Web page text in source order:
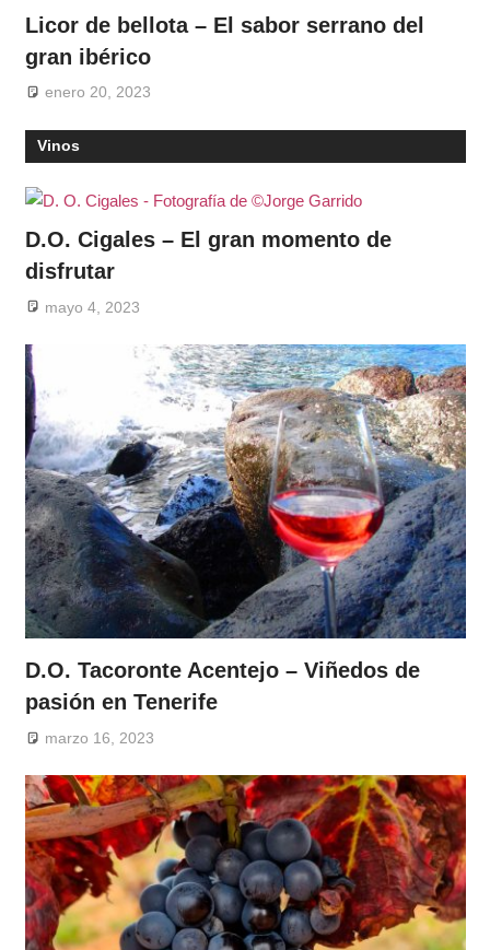
Licor de bellota – El sabor serrano del
gran ibérico
enero 20, 2023
Vinos
D.O. Cigales – El gran momento de
disfrutar
mayo 4, 2023
D.O. Tacoronte Acentejo – Viñedos de
pasión en Tenerife
marzo 16, 2023